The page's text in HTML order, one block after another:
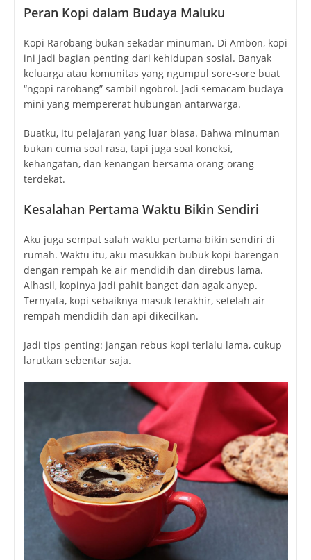
Peran Kopi dalam Budaya Maluku
Kopi Rarobang bukan sekadar minuman. Di Ambon, kopi
ini jadi bagian penting dari kehidupan sosial. Banyak
keluarga atau komunitas yang ngumpul sore-sore buat
“ngopi rarobang” sambil ngobrol. Jadi semacam budaya
mini yang mempererat hubungan antarwarga.
Buatku, itu pelajaran yang luar biasa. Bahwa minuman
bukan cuma soal rasa, tapi juga soal koneksi,
kehangatan, dan kenangan bersama orang-orang
terdekat.
Kesalahan Pertama Waktu Bikin Sendiri
Aku juga sempat salah waktu pertama bikin sendiri di
rumah. Waktu itu, aku masukkan bubuk kopi barengan
dengan rempah ke air mendidih dan direbus lama.
Alhasil, kopinya jadi pahit banget dan agak anyep.
Ternyata, kopi sebaiknya masuk terakhir, setelah air
rempah mendidih dan api dikecilkan.
Jadi tips penting: jangan rebus kopi terlalu lama, cukup
larutkan sebentar saja.